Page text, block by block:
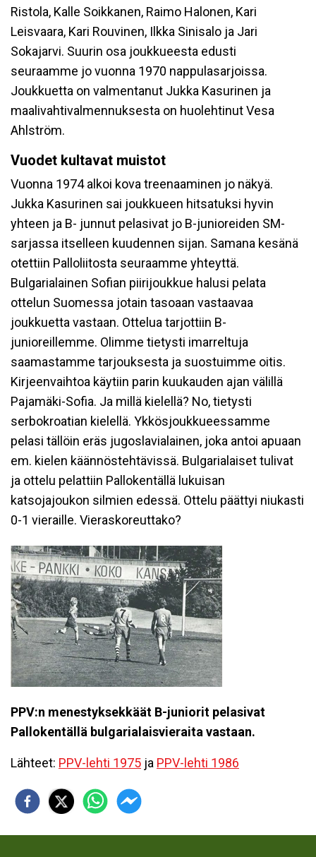
Ristola, Kalle Soikkanen, Raimo Halonen, Kari
Leisvaara, Kari Rouvinen, Ilkka Sinisalo ja Jari
Sokajarvi. Suurin osa joukkueesta edusti
seuraamme jo vuonna 1970 nappulasarjoissa.
Joukkuetta on valmentanut Jukka Kasurinen ja
maalivahtivalmennuksesta on huolehtinut Vesa
Ahlström.
Vuodet kultavat muistot
Vuonna 1974 alkoi kova treenaaminen jo näkyä.
Jukka Kasurinen sai joukkueen hitsatuksi hyvin
yhteen ja B- junnut pelasivat jo B-junioreiden SM-
sarjassa itselleen kuudennen sijan. Samana kesänä
otettiin Palloliitosta seuraamme yhteyttä.
Bulgarialainen Sofian piirijoukkue halusi pelata
ottelun Suomessa jotain tasoaan vastaavaa
joukkuetta vastaan. Ottelua tarjottiin B-
junioreillemme. Olimme tietysti imarreltuja
saamastamme tarjouksesta ja suostuimme oitis.
Kirjeenvaihtoa käytiin parin kuukauden ajan välillä
Pajamäki-Sofia. Ja millä kielellä? No, tietysti
serbokroatian kielellä. Ykkösjoukkueessamme
pelasi tällöin eräs jugoslavialainen, joka antoi apuaan
em. kielen käännöstehtävissä. Bulgarialaiset tulivat
ja ottelu pelattiin Pallokentällä lukuisan
katsojajoukon silmien edessä. Ottelu päättyi niukasti
0-1 vieraille. Vieraskoreuttako?
PPV:n menestyksekkäät B-juniorit pelasivat
Pallokentällä bulgarialaisvieraita vastaan.
Lähteet: PPV-lehti 1975 ja PPV-lehti 1986